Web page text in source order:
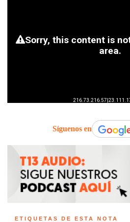
Síguenos en
ETIQUETAS DE ESTA NOTA